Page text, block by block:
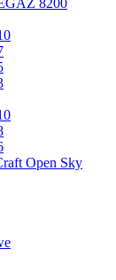
8200
Open Sky